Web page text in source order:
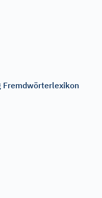
Fremdwörterlexikon